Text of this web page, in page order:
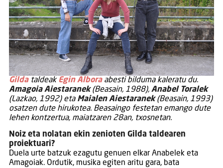
Gildataldeak Egin Alboraabesti bilduma kaleratu du.
Amagoia Aiestaranek(Beasain, 1988), Anabel Toralek
(Lazkao, 1992) eta Maialen Aiestaranek(Beasain, 1993)
osatzen dute hirukotea. Beasaingo festetan emango dute
lehen kontzertua, maiatzaren 28an, txosnetan.
Noiz eta nolatan ekin zenioten Gilda taldearen
proiektuari?
Duela urte batzuk ezagutu genuen elkar Anabelek eta
Amagoiak. Ordutik, musika egiten aritu gara, bata